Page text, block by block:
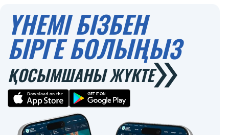
ҮНЕМІ БІЗБЕН
БІРГЕ БОЛЫҢЫЗ
ҚОСЫМШАНЫ ЖҮКТЕ